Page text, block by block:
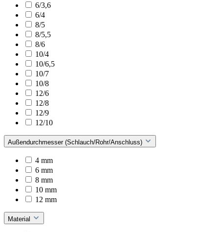
6/3,6
6/4
8/5
8/5,5
8/6
10/4
10/6,5
10/7
10/8
12/6
12/8
12/9
12/10
Außendurchmesser (Schlauch/Rohr/Anschluss)
4 mm
6 mm
8 mm
10 mm
12 mm
Material